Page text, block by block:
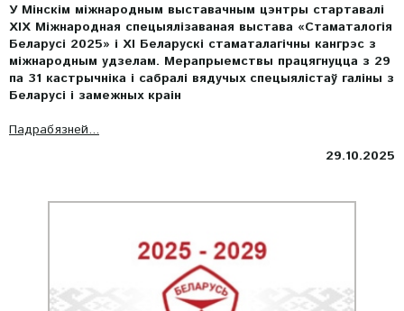
У Мінскім міжнародным выставачным цэнтры стартавалі
XIX Міжнародная спецыялізаваная выстава «Стаматалогія
Беларусі 2025» і XI Беларускі стаматалагічны кангрэс з
міжнародным удзелам. Мерапрыемствы працягнуцца з 29
па 31 кастрычніка і сабралі вядучых спецыялістаў галіны з
Беларусі і замежных краін
Падрабязней...
29.10.2025